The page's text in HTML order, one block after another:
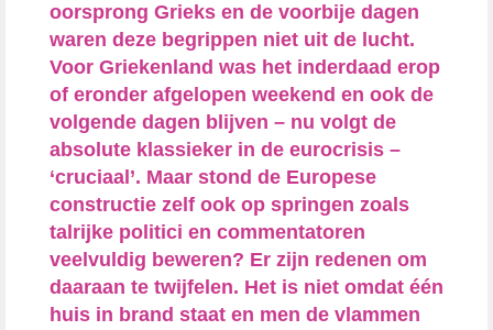
oorsprong Grieks en de voorbije dagen
waren deze begrippen niet uit de lucht.
Voor Griekenland was het inderdaad erop
of eronder afgelopen weekend en ook de
volgende dagen blijven – nu volgt de
absolute klassieker in de eurocrisis –
‘cruciaal’. Maar stond de Europese
constructie zelf ook op springen zoals
talrijke politici en commentatoren
veelvuldig beweren? Er zijn redenen om
daaraan te twijfelen. Het is niet omdat één
huis in brand staat en men de vlammen